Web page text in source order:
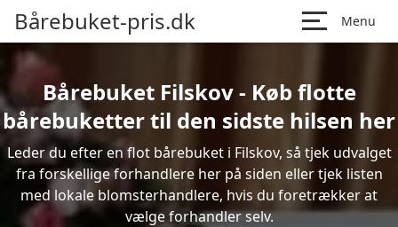
Bårebuket-pris.dk Menu
Bårebuket Filskov - Køb flotte
bårebuketter til den sidste hilsen her
Leder du efter en flot bårebuket i Filskov, så tjek udvalget
fra forskellige forhandlere her på siden eller tjek listen
med lokale blomsterhandlere, hvis du foretrækker at
vælge forhandler selv.